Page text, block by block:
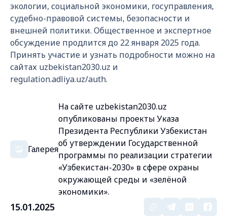
экологии, социальной экономики, госуправления,
судебно-правовой системы, безопасности и
внешней политики. Общественное и экспертное
обсуждение продлится до 22 января 2025 года.
Принять участие и узнать подробности можно на
сайтах uzbekistan2030.uz и
regulation.adliya.uz/auth.
Галерея
На сайте uzbekistan2030.uz
опубликованы проекты Указа
Президента Республики Узбекистан
об утверждении Государственной
программы по реализации стратегии
«Узбекистан-2030» в сфере охраны
окружающей среды и «зелёной
экономики».
15.01.2025